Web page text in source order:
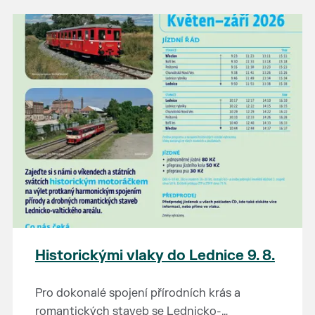
Prodejce prosíme tradičně o příchod 30
minut před začátkem, aby si vše na
prodejních místech stihli přichystat. Pokud
plánujete přijít a chcete rezervovat prodejní
místo, potvrďte prosím účast přes email
petr.vlasak@breclav.eu nebo zde v události,
ať víme, s kolika lidmi máme počítat. Počet
prodejních míst je omezen.
Těšíme se jako vždy!
Historickými vlaky do Lednice 9. 8.
Pro dokonalé spojení přírodních krás a
romantických staveb se Lednicko-